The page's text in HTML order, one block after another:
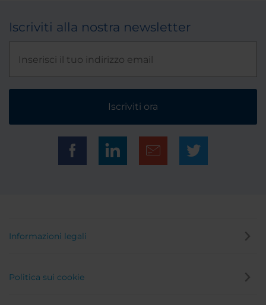
Iscriviti alla nostra newsletter
Iscriviti ora
Informazioni legali
Politica sui cookie